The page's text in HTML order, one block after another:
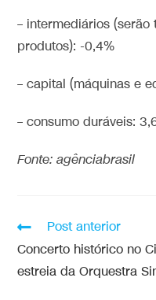
– intermediários
produtos): -0,4%
– capital (máquinas e
– consumo duráveis:
Fonte: agênciabrasil
Post anterior
Concerto histórico no
estreia da Orquestra